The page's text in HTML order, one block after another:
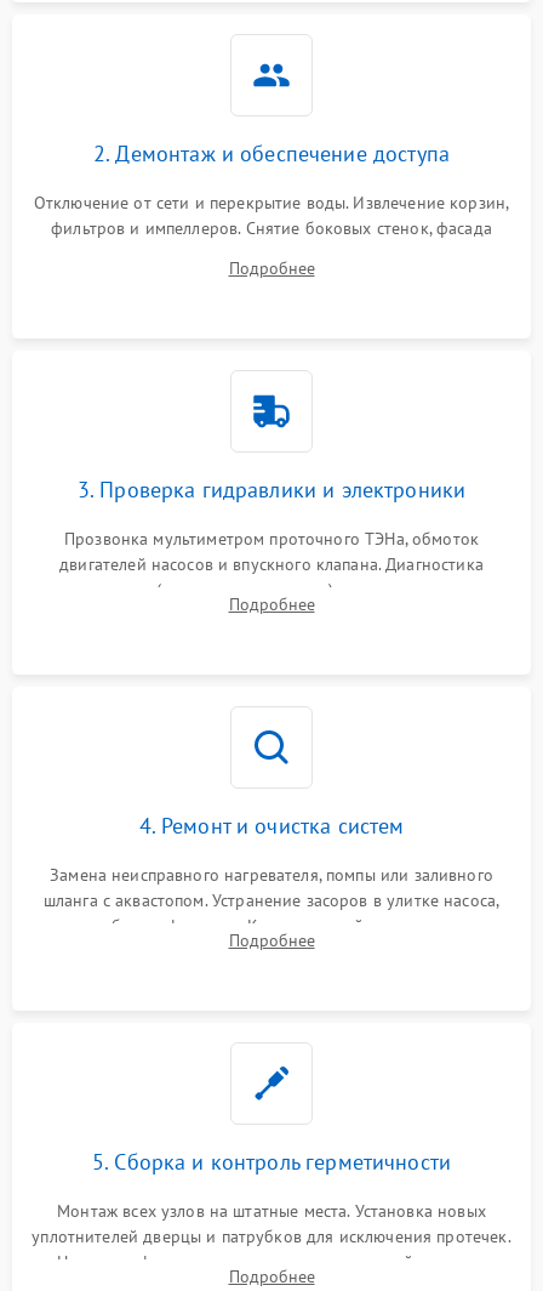
2. Демонтаж и обеспечение доступа
Отключение от сети и перекрытие воды. Извлечение корзин,
фильтров и импеллеров. Снятие боковых стенок, фасада
циркуляционному насосу, ТЭНу и сливной помпе.
Подробнее
3. Проверка гидравлики и электроники
Прозвонка мультиметром проточного ТЭНа, обмоток
двигателей насосов и впускного клапана. Диагностика
прессостата (датчика уровня воды), датчика мутности,
концевика дверцы и электронного модуля управления.
Подробнее
4. Ремонт и очистка систем
Замена неисправного нагревателя, помпы или заливного
шланга с аквастопом. Устранение засоров в улитке насоса,
патрубках и фильтрах. Компонентный ремонт платы
управления, восстановление поврежденной проводки.
Подробнее
5. Сборка и контроль герметичности
Монтаж всех узлов на штатные места. Установка новых
уплотнителей дверцы и патрубков для исключения протечек.
Надежная фиксация хомутов гидравлической системы,
Подробнее